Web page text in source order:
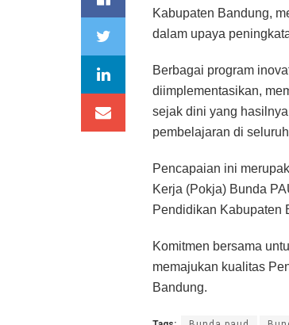
Kabupaten Bandung,
dalam upaya
Berbagai program
diimplementasikan,
sejak dini yang
pembelajaran di
Pencapaian ini
Kerja (Pokja) Bunda
Pendidikan Kabupaten
Komitmen bersama
memajukan kualitas
Bandung.